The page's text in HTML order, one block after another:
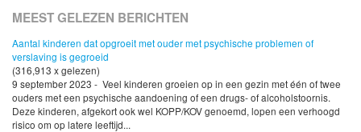
MEEST GELEZEN BERICHTEN
Aantal kinderen dat opgroeit met ouder met psychische problemen of
verslaving is gegroeid
(316,913 x gelezen)
9 september 2023 - Veel kinderen groeien op in een gezin met één of twee
ouders met een psychische aandoening of een drugs- of alcoholstoornis.
Deze kinderen, afgekort ook wel KOPP/KOV genoemd, lopen een verhoogd
risico om op latere leeftijd...